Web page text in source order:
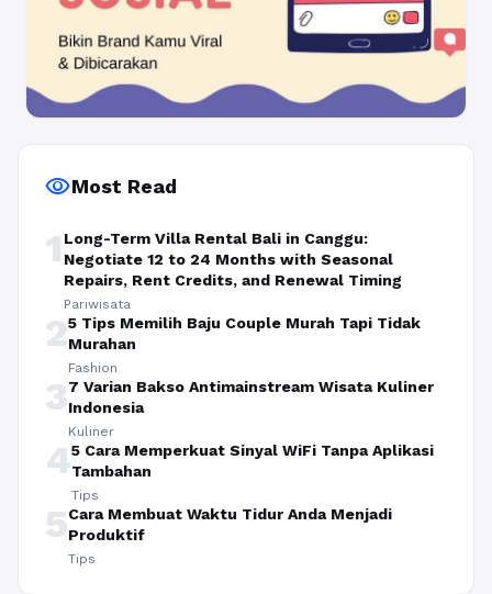
visibilityMost Read
1 Long-Term Villa Rental Bali in Canggu:
Negotiate 12 to 24 Months with Seasonal
Repairs, Rent Credits, and Renewal Timing
Pariwisata
25 Tips Memilih Baju Couple Murah Tapi Tidak
Murahan
Fashion
37 Varian Bakso Antimainstream Wisata Kuliner
Indonesia
Kuliner
45 Cara Memperkuat Sinyal WiFi Tanpa Aplikasi
Tambahan
Tips
5Cara Membuat Waktu Tidur Anda Menjadi
Produktif
Tips